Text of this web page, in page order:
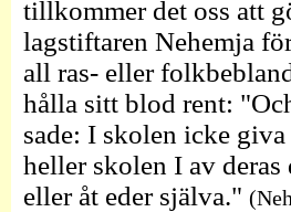
tillkommer det oss att
lagstiftaren Nehemja
all ras- eller
hålla sitt blod rent:
sade: I skolen icke giva
heller skolen I av deras
eller åt eder själva."